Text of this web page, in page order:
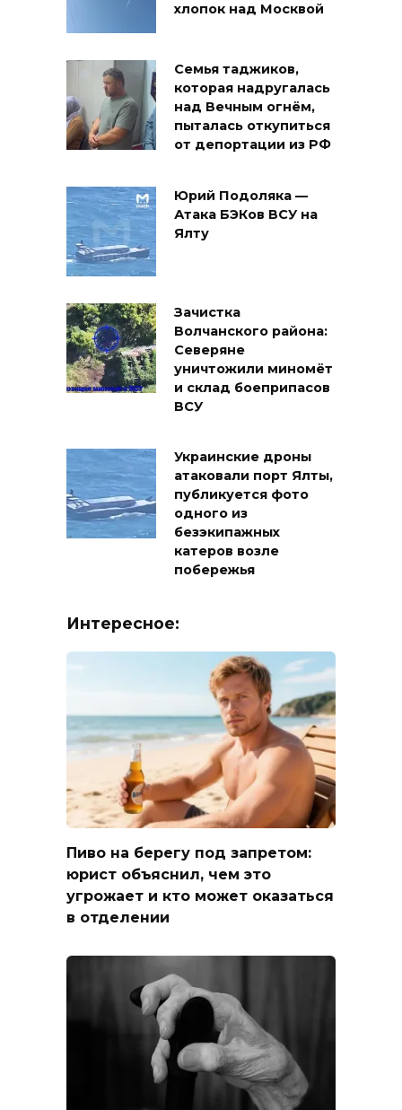
хлопок над Москвой
Семья таджиков,
которая надругалась
над Вечным огнём,
пыталась откупиться
от депортации из РФ
Юрий Подоляка —
Атака БЭКов ВСУ на
Ялту
Зачистка
Волчанского района:
Северяне
уничтожили миномёт
и склад боеприпасов
ВСУ
Украинские дроны
атаковали порт Ялты,
публикуется фото
одного из
безэкипажных
катеров возле
побережья
Интересное:
Пиво на берегу под запретом:
юрист объяснил, чем это
угрожает и кто может оказаться
в отделении